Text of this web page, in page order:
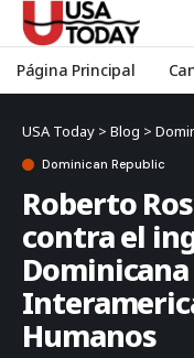
Página Principal
USA Today > Blog >
Dominican Republic
Roberto
contra el
Humanos